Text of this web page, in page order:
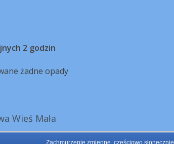
2 godzin
żadne opady
Wieś Mała
Zachmurzenie zmienne, częściowo słonecznie